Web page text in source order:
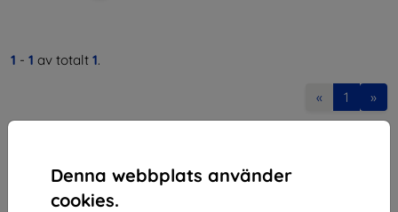
Denna webbplats använder
cookies.
1 - 1 av totalt 1.
« 1 »